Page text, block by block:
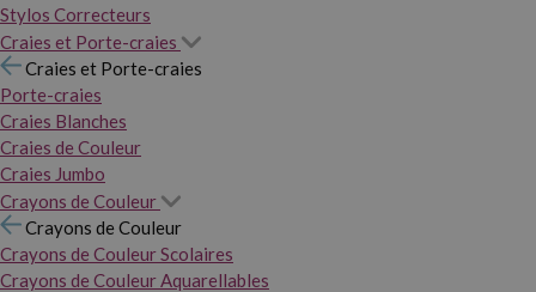
Stylos Correcteurs
Craies et Porte-craies
Craies et Porte-craies
Porte-craies
Craies Blanches
Craies de Couleur
Craies Jumbo
Crayons de Couleur
Crayons de Couleur
Crayons de Couleur Scolaires
Crayons de Couleur Aquarellables